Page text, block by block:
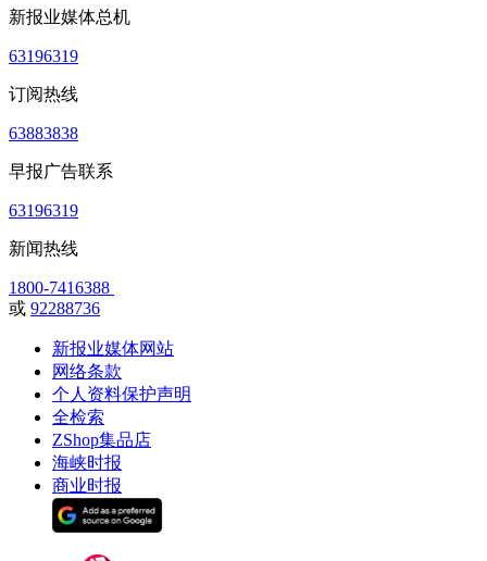
新报业媒体总机
63196319
订阅热线
63883838
早报广告联系
63196319
新闻热线
1800-7416388
或 92288736
新报业媒体网站
网络条款
个人资料保护声明
全检索
ZShop集品店
海峡时报
商业时报